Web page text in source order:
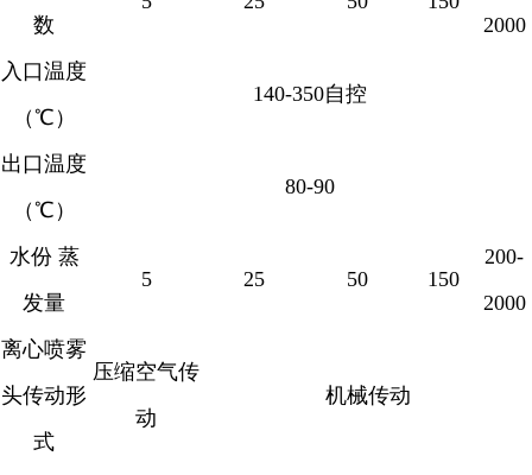
数
2000
入口温度
（ ℃ ）
140-350自控
出口温度
（ ℃ ）
80-90
水份 蒸
发量
5 25 50 150
200-
2000
离心喷雾
头传动形
式
压缩空气传
动
机械传动